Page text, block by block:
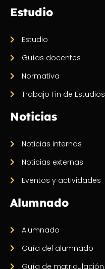
Estudio
Estudio
Guías docentes
Normativa
Trabajo Fin de Estudios
Noticias
Noticias internas
Noticias externas
Eventos y actividades
Alumnado
Alumnado
Guía del alumnado
Guía de matriculación